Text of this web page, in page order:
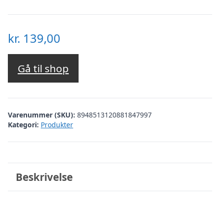
kr. 139,00
Gå til shop
Varenummer (SKU): 8948513120881847997
Kategori: Produkter
Beskrivelse